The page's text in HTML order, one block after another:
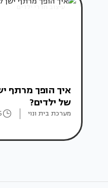
עיצוב חדרי ילדים
איך הופך מרתף
של ילדים?
מערכת בית ונוי